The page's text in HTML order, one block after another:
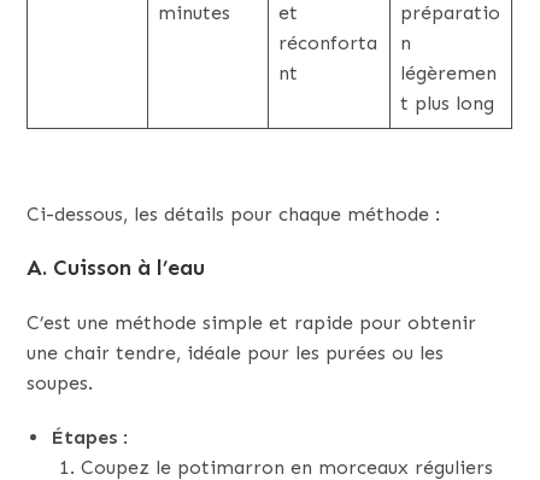
minutes
et
réconforta
nt
préparatio
n
légèremen
t plus long
Ci-dessous, les détails pour chaque méthode :
A. Cuisson à l’eau
C’est une méthode simple et rapide pour obtenir
une chair tendre, idéale pour les purées ou les
soupes.
Étapes :
Coupez le potimarron en morceaux réguliers